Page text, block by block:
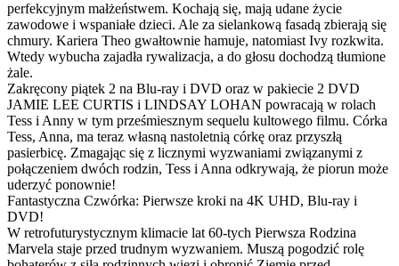
perfekcyjnym małżeństwem. Kochają się, mają udane życie
zawodowe i wspaniałe dzieci. Ale za sielankową fasadą zbierają się
chmury. Kariera Theo gwałtownie hamuje, natomiast Ivy rozkwita.
Wtedy wybucha zajadła rywalizacja, a do głosu dochodzą tłumione
żale.
Zakręcony piątek 2 na Blu-ray i DVD oraz w pakiecie 2 DVD
JAMIE LEE CURTIS i LINDSAY LOHAN powracają w rolach
Tess i Anny w tym prześmiesznym sequelu kultowego filmu. Córka
Tess, Anna, ma teraz własną nastoletnią córkę oraz przyszłą
pasierbicę. Zmagając się z licznymi wyzwaniami związanymi z
połączeniem dwóch rodzin, Tess i Anna odkrywają, że piorun może
uderzyć ponownie!
Fantastyczna Czwórka: Pierwsze kroki na 4K UHD, Blu-ray i
DVD!
W retrofuturystycznym klimacie lat 60-tych Pierwsza Rodzina
Marvela staje przed trudnym wyzwaniem. Muszą pogodzić rolę